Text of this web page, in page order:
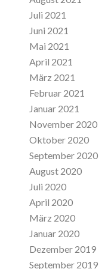
Juli 2021
Juni 2021
Mai 2021
April 2021
März 2021
Februar 2021
Januar 2021
November 2020
Oktober 2020
September 2020
August 2020
Juli 2020
April 2020
März 2020
Januar 2020
Dezember 2019
September 2019